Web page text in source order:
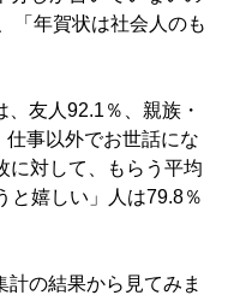
「年賀状は社会人のも
友人92.1％、親族・
事以外でお世話にな
に対して、もらう平均
と嬉しい」人は79.8％
の結果から見てみま